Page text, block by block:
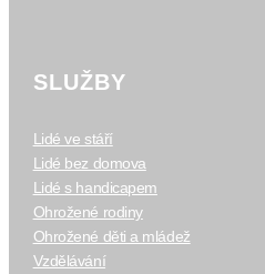
SLUŽBY
Lidé ve stáří
Lidé bez domova
Lidé s handicapem
Ohrožené rodiny
Ohrožené děti a mládež
Vzdělávání